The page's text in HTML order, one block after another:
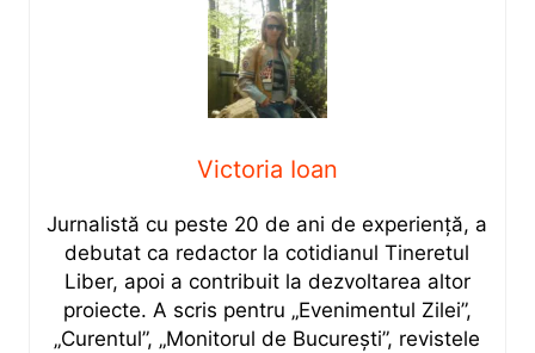
Victoria Ioan
Jurnalistă cu peste 20 de ani de experiență, a
debutat ca redactor la cotidianul Tineretul
Liber, apoi a contribuit la dezvoltarea altor
proiecte. A scris pentru „Evenimentul Zilei”,
„Curentul”, „Monitorul de București”, revistele